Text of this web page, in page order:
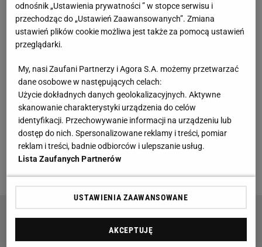
Stolarczyk nadal nie może jednak spać spokojnie.
Ratuje go tylko ostatni mecz, a do tego napięte są
jego relacje z zarządem, któremu zarzucił m.in. zbyt
wygórowane oczekiwania. "Pomimo zwycięstwa
nad Górnikiem Zabrze 2:1, najbliższa przyszłość 51-
letniego trenera w Jagiellonii nie była pewna. Teraz
też nie jest, bo Stolarczyk nadal siedzi na beczce
prochu, ale będzie miał jeszcze jedną szansę na
podniesienie słabo grającego zespołu" -pisał na
Manchester United podjął decyzję ws. czerwonej
kartki Casemiro. Ostatecznie
odnośnik „Ustawienia prywatności ” w stopce serwisu i
przechodząc do „Ustawień Zaawansowanych”. Zmiana
ustawień plików cookie możliwa jest także za pomocą ustawień
przeglądarki.
My, nasi Zaufani Partnerzy i Agora S.A. możemy przetwarzać
dane osobowe w następujących celach:
Użycie dokładnych danych geolokalizacyjnych. Aktywne
skanowanie charakterystyki urządzenia do celów
identyfikacji. Przechowywanie informacji na urządzeniu lub
dostęp do nich. Spersonalizowane reklamy i treści, pomiar
reklam i treści, badnie odbiorców i ulepszanie usług.
Lista Zaufanych Partnerów
USTAWIENIA ZAAWANSOWANE
AKCEPTUJĘ